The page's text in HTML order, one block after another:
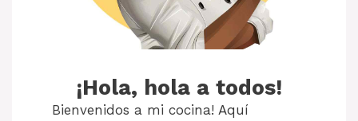
¡Hola, hola a todos!
Bienvenidos a mi cocina! Aquí